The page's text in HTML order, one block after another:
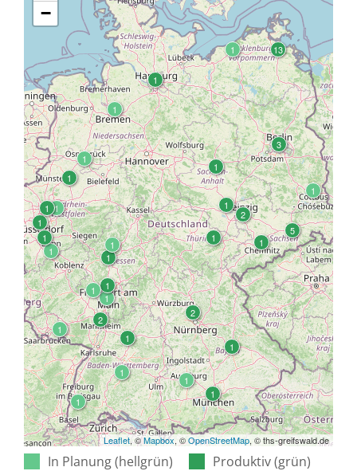
−
Leaflet, ©Mapbox, ©OpenStreetMap, © ths-greifswald.de
In Planung (hellgrün)
Produktiv (grün)